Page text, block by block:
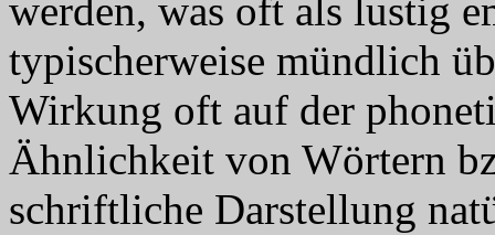
werden, was oft als lustig
typischerweise mündlich
Wirkung oft auf der
Ähnlichkeit von Wörtern
schriftliche Darstellung